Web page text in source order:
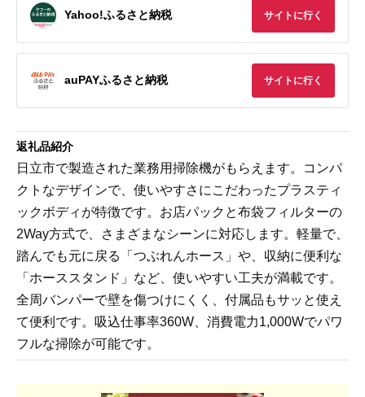
Yahoo!ふるさと納税 サイトに行く
auPAYふるさと納税 サイトに行く
返礼品紹介
日立市で製造された業務用掃除機がもらえます。コンパ
クトなデザインで、使いやすさにこだわったプラスティ
ックボディが特徴です。お店パックと布袋フィルターの
2Way方式で、さまざまなシーンに対応します。軽量で、
踏んでも元に戻る「つぶれんホース」や、収納に便利な
「ホーススタンド」など、使いやすい工夫が満載です。
全周バンパーで壁を傷つけにくく、付属品もサッと使え
て便利です。吸込仕事率360W、消費電力1,000Wでパワ
フルな掃除が可能です。